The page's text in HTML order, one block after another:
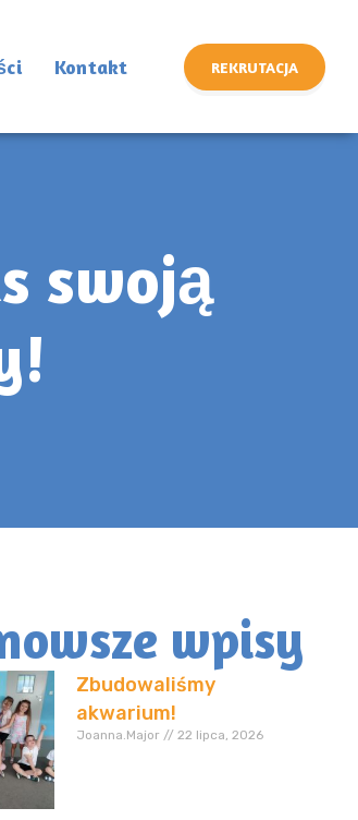
Kontakt REKRUTACJA
swoją
wpisy
Zbudowaliśmy
akwarium!
Joanna.Major 22 lipca, 2026